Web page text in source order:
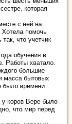
которая
с ней на
Хотела помочь
что учетчик
обучения в
Работы хватало.
большие
масса бытовых
было времени
коров Вере было
что мир перед